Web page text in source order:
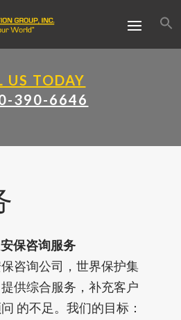
US TODAY
390-6646
保咨询服务
咨询公司，世界保护集
供综合服务，补充客户
的不足。我们的目标：